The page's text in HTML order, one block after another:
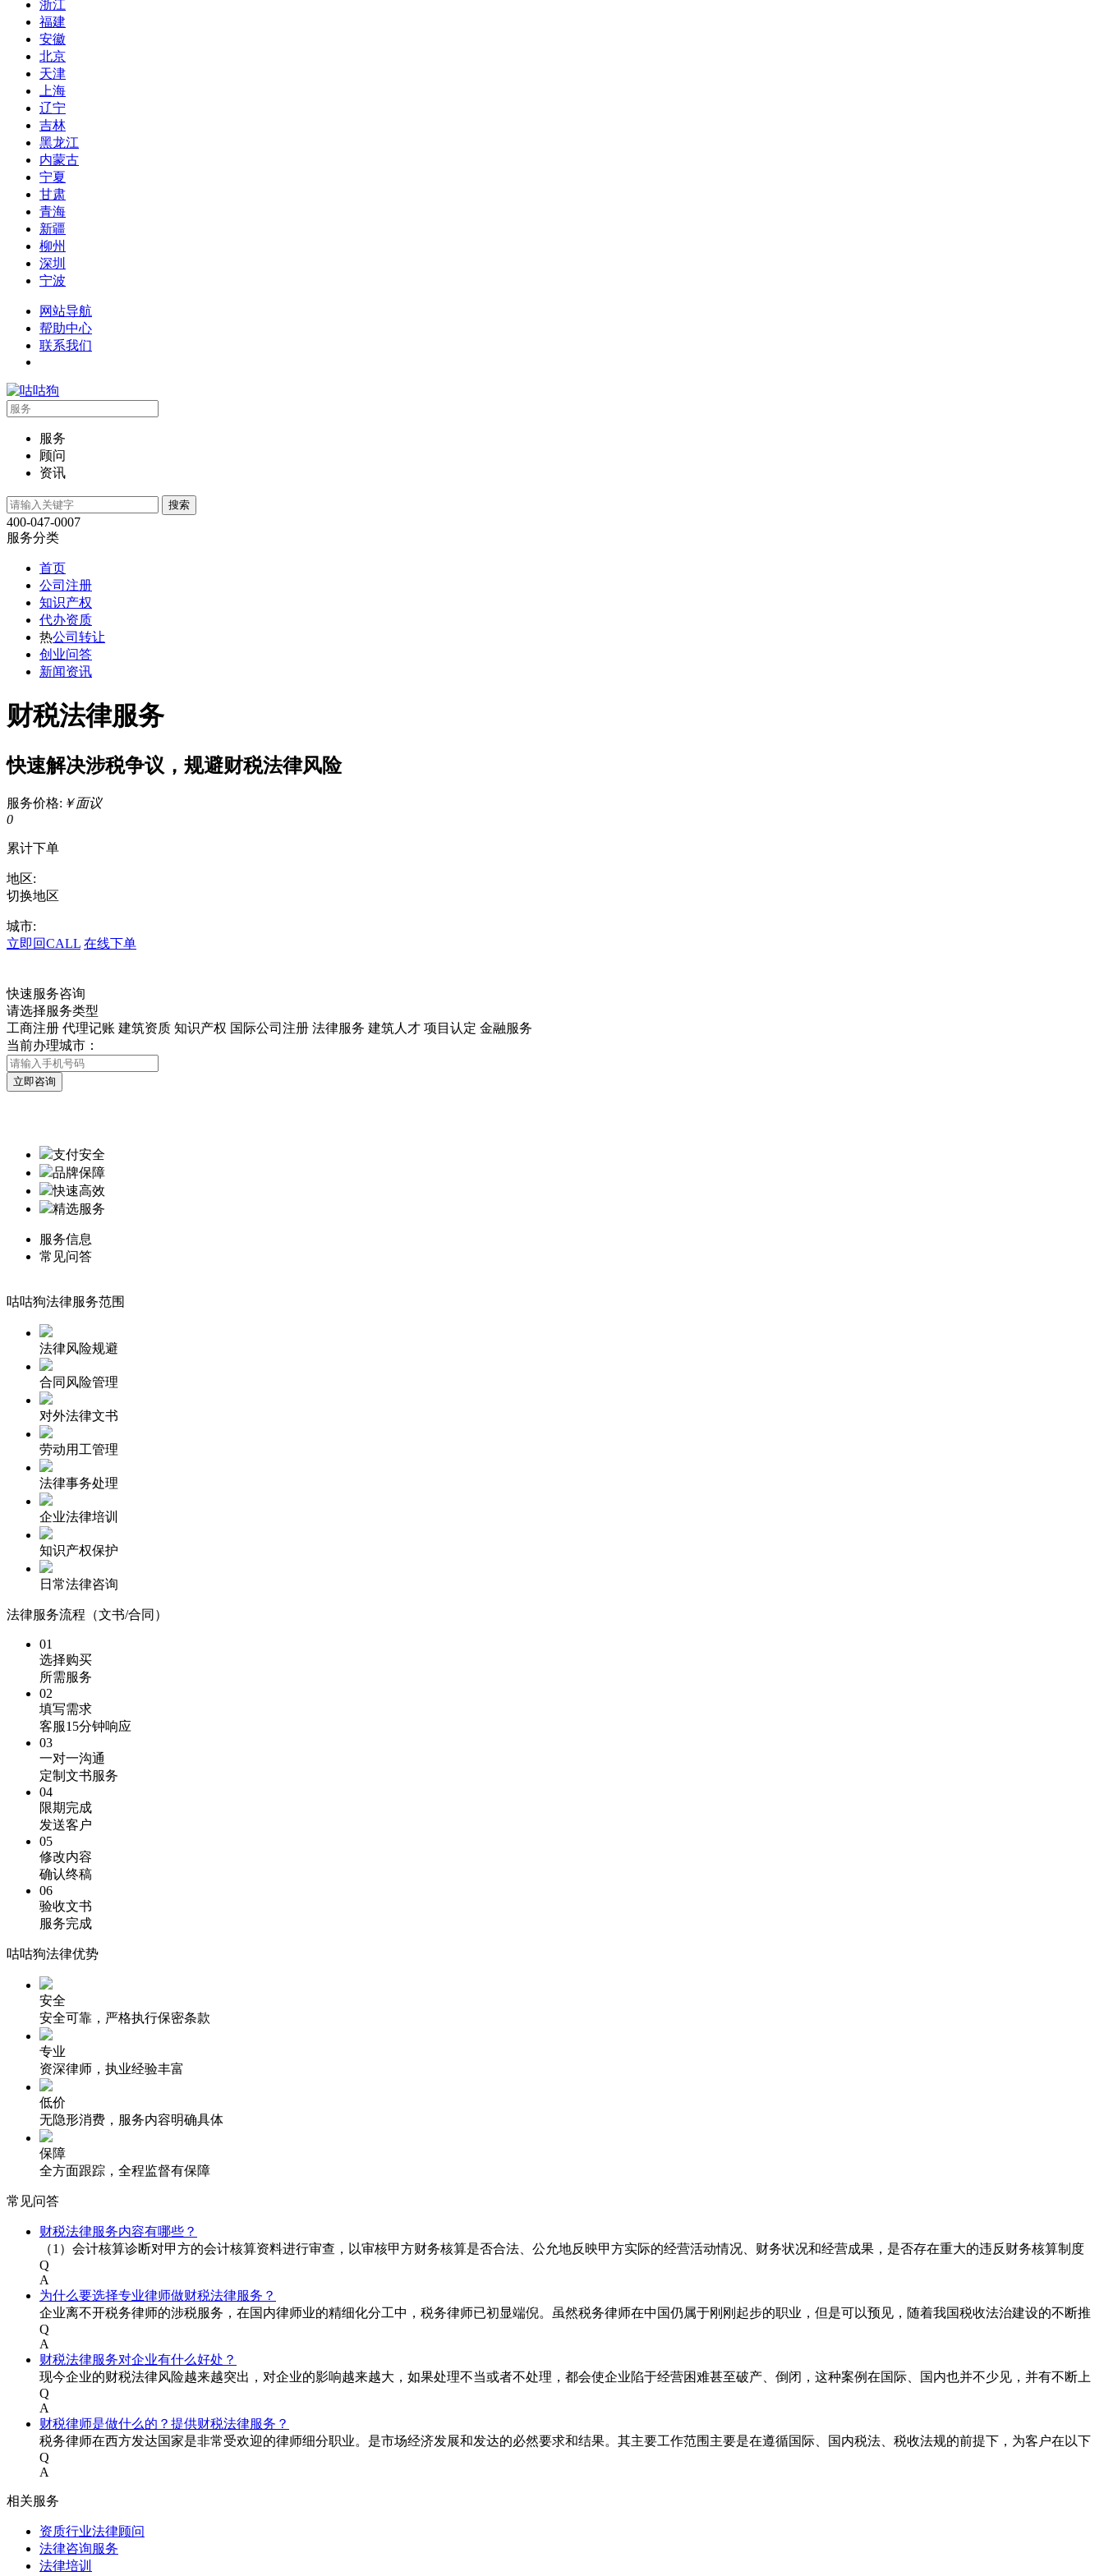
浙江
福建
安徽
北京
天津
上海
辽宁
吉林
黑龙江
内蒙古
宁夏
甘肃
青海
新疆
柳州
深圳
宁波
网站导航
帮助中心
联系我们
服务
顾问
资讯
400-047-0007
服务分类
首页
公司注册
知识产权
代办资质
热公司转让
创业问答
新闻资讯
财税法律服务
快速解决涉税争议，规避财税法律风险
服务价格: ￥面议
0
累计下单
地区:
切换地区
城市:
立即回CALL 在线下单
快速服务咨询
请选择服务类型
工商注册 代理记账 建筑资质 知识产权 国际公司注册 法律服务 建筑人才 项目认定 金融服务
当前办理城市：
支付安全
品牌保障
快速高效
精选服务
服务信息
常见问答
咕咕狗法律服务范围
法律风险规避
合同风险管理
对外法律文书
劳动用工管理
法律事务处理
企业法律培训
知识产权保护
日常法律咨询
法律服务流程（文书/合同）
01
选择购买
所需服务
02
填写需求
客服15分钟响应
03
一对一沟通
定制文书服务
04
限期完成
发送客户
05
修改内容
确认终稿
06
验收文书
服务完成
咕咕狗法律优势
安全
安全可靠，严格执行保密条款
专业
资深律师，执业经验丰富
低价
无隐形消费，服务内容明确具体
保障
全方面跟踪，全程监督有保障
常见问答
财税法律服务内容有哪些？
（1）会计核算诊断对甲方的会计核算资料进行审查，以审核甲方财务核算是否合法、公允地反映甲方实际的经营活动情况、财务状况和经营成果，是否存在重大的违反财务核算制度
Q
A
为什么要选择专业律师做财税法律服务？
企业离不开税务律师的涉税服务，在国内律师业的精细化分工中，税务律师已初显端倪。虽然税务律师在中国仍属于刚刚起步的职业，但是可以预见，随着我国税收法治建设的不断推
Q
A
财税法律服务对企业有什么好处？
现今企业的财税法律风险越来越突出，对企业的影响越来越大，如果处理不当或者不处理，都会使企业陷于经营困难甚至破产、倒闭，这种案例在国际、国内也并不少见，并有不断上
Q
A
财税律师是做什么的？提供财税法律服务？
税务律师在西方发达国家是非常受欢迎的律师细分职业。是市场经济发展和发达的必然要求和结果。其主要工作范围主要是在遵循国际、国内税法、税收法规的前提下，为客户在以下
Q
A
相关服务
资质行业法律顾问
法律咨询服务
法律培训